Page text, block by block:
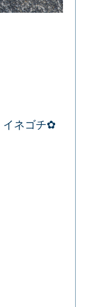
イネゴチ✿